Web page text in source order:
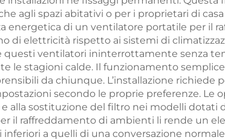
agli spazi abitativi o per i proprietari di
energetica di un ventilatore portatile per il
di elettricità rispetto ai sistemi di
questi ventilatori ininterrottamente senza
le stagioni calde. Il funzionamento
da chiunque. L’installazione richiede
secondo le proprie preferenze.
alla sostituzione del filtro nei modelli dotati
il raffreddamento di ambienti li rende un
a quelli di una conversazione